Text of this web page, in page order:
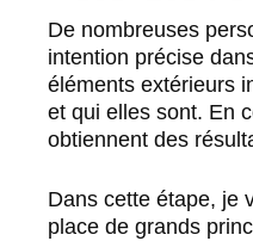
De nombreuses
intention précise
éléments extérieurs
et qui elles sont. En
obtiennent des
Dans cette étape, je
place de grands